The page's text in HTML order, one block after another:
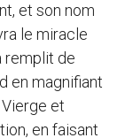
et son nom
le miracle
remplit de
en magnifiant
et
en faisant